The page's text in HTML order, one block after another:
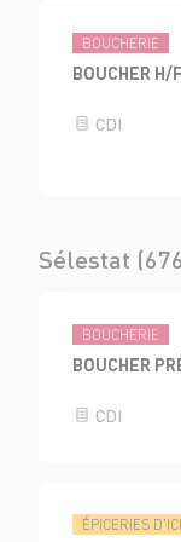
BOUCHERIE
BOUCHER H/F
CDI
Sélestat
BOUCHERIE
BOUCHER
CDI
ÉPICERIES